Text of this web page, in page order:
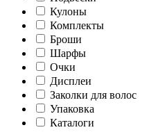
Кулоны
Комплекты
Броши
Шарфы
Очки
Дисплеи
Заколки для волос
Упаковка
Каталоги